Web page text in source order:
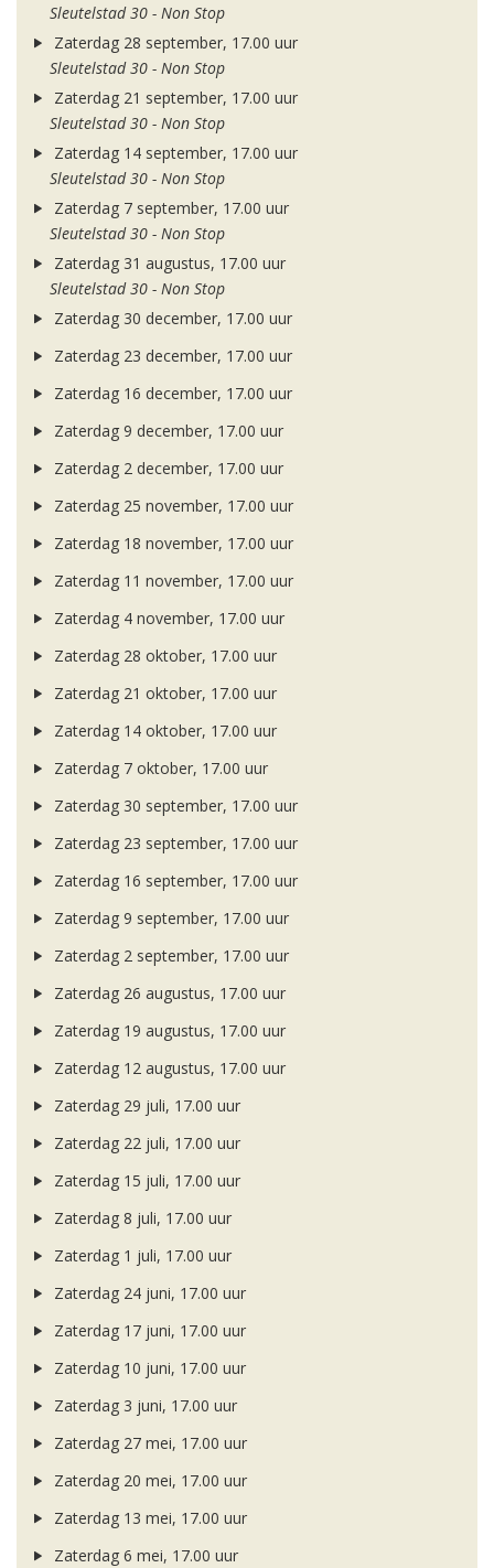
Sleutelstad 30 - Non Stop
Zaterdag 28 september, 17.00 uur
Sleutelstad 30 - Non Stop
Zaterdag 21 september, 17.00 uur
Sleutelstad 30 - Non Stop
Zaterdag 14 september, 17.00 uur
Sleutelstad 30 - Non Stop
Zaterdag 7 september, 17.00 uur
Sleutelstad 30 - Non Stop
Zaterdag 31 augustus, 17.00 uur
Sleutelstad 30 - Non Stop
Zaterdag 30 december, 17.00 uur
Zaterdag 23 december, 17.00 uur
Zaterdag 16 december, 17.00 uur
Zaterdag 9 december, 17.00 uur
Zaterdag 2 december, 17.00 uur
Zaterdag 25 november, 17.00 uur
Zaterdag 18 november, 17.00 uur
Zaterdag 11 november, 17.00 uur
Zaterdag 4 november, 17.00 uur
Zaterdag 28 oktober, 17.00 uur
Zaterdag 21 oktober, 17.00 uur
Zaterdag 14 oktober, 17.00 uur
Zaterdag 7 oktober, 17.00 uur
Zaterdag 30 september, 17.00 uur
Zaterdag 23 september, 17.00 uur
Zaterdag 16 september, 17.00 uur
Zaterdag 9 september, 17.00 uur
Zaterdag 2 september, 17.00 uur
Zaterdag 26 augustus, 17.00 uur
Zaterdag 19 augustus, 17.00 uur
Zaterdag 12 augustus, 17.00 uur
Zaterdag 29 juli, 17.00 uur
Zaterdag 22 juli, 17.00 uur
Zaterdag 15 juli, 17.00 uur
Zaterdag 8 juli, 17.00 uur
Zaterdag 1 juli, 17.00 uur
Zaterdag 24 juni, 17.00 uur
Zaterdag 17 juni, 17.00 uur
Zaterdag 10 juni, 17.00 uur
Zaterdag 3 juni, 17.00 uur
Zaterdag 27 mei, 17.00 uur
Zaterdag 20 mei, 17.00 uur
Zaterdag 13 mei, 17.00 uur
Zaterdag 6 mei, 17.00 uur